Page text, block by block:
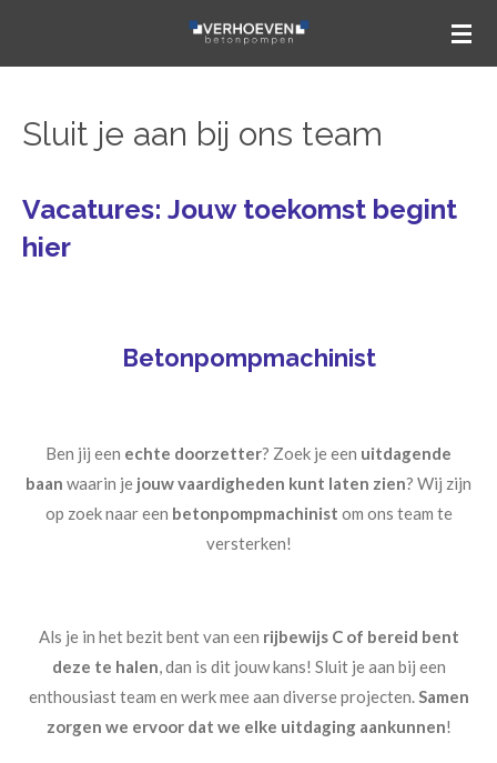
hoofdinhoud
Sluit je aan bij ons team
Vacatures: Jouw toekomst begint
hier
Betonpompmachinist
Ben jij een echte doorzetter? Zoek je een uitdagende
baan waarin je jouw vaardigheden kunt laten zien? Wij zijn
op zoek naar een betonpompmachinist om ons team te
versterken!
Als je in hetbezitbent van een rijbewijs C of bereid bent
deze te halen, dan is dit jouw kans! Sluit je aan bij een
enthousiast team en werk mee aan diverse projecten.Samen
zorgen we ervoor dat we elke uitdaging aankunnen!